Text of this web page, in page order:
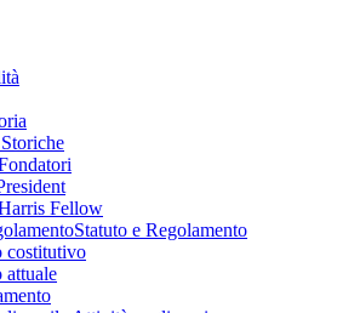
Fellow
Statuto e Regolamento
costitutivo
attuale